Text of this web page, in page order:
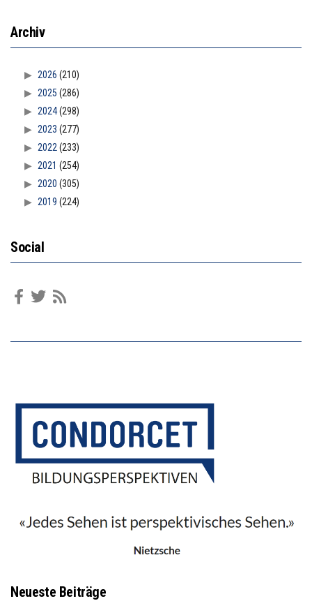
Archiv
2026 (210)
2025 (286)
2024(298)
2023 (277)
2022 (233)
2021 (254)
2020 (305)
2019 (224)
Social
Neueste Beiträge